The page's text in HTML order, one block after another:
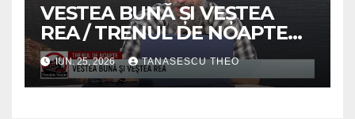
VESTEA BUNĂ ȘI VEȘTEA
REA / TRENUL DE NOAPTE
/VIDEO
IUN. 25, 2026 TANASESCU THEO